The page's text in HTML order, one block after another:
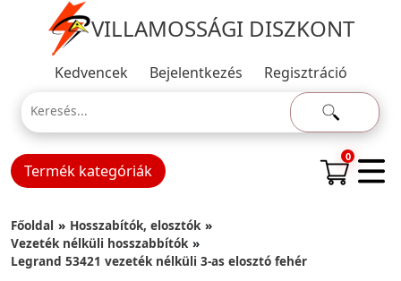
VILLAMOSSÁGI DISZKONT
Kedvencek Bejelentkezés Regisztráció
Termék kategóriák
0
Főoldal
Hosszabítók, elosztók
Vezeték nélküli hosszabbítók
Legrand 53421 vezeték nélküli 3-as elosztó fehér